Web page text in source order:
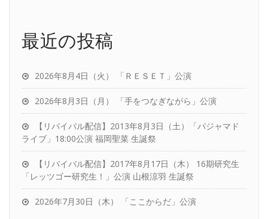
最近の投稿
2026年8月4日（火） 「ＲＥＳＥＴ」公演
2026年8月3日（月） 「手をつなぎながら」公演
【リバイバル配信】2013年8月3日（土）「パジャマド
ライブ」18:00公演 福岡聖菜 生誕祭
【リバイバル配信】2017年8月17日（木） 16期研究生
「レッツゴー研究生！」公演 山根涼羽 生誕祭
2026年7月30日（木） 「ここからだ」公演